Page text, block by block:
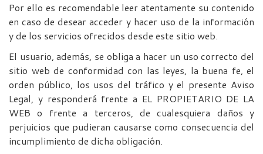
Por ello es recomendable leer atentamente su contenido
en caso de desear acceder y hacer uso de la información
y de los servicios ofrecidos desde este sitio web.
El usuario, además, se obliga a hacer un uso correcto del
sitio web de conformidad con las leyes, la buena fe, el
orden público, los usos del tráfico y el presente Aviso
Legal, y responderá frente a EL PROPIETARIO DE LA
WEB o frente a terceros, de cualesquiera daños y
perjuicios que pudieran causarse como consecuencia del
incumplimiento de dicha obligación.